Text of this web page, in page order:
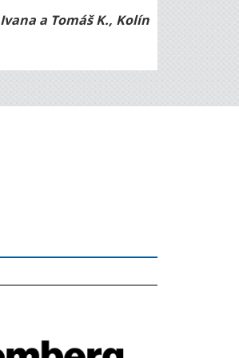
Ivana a Tomáš K., Kolín